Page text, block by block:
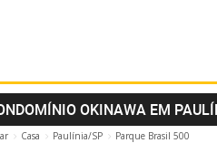
OKINAWA EM
Casa Paulínia/SP Parque Brasil 500